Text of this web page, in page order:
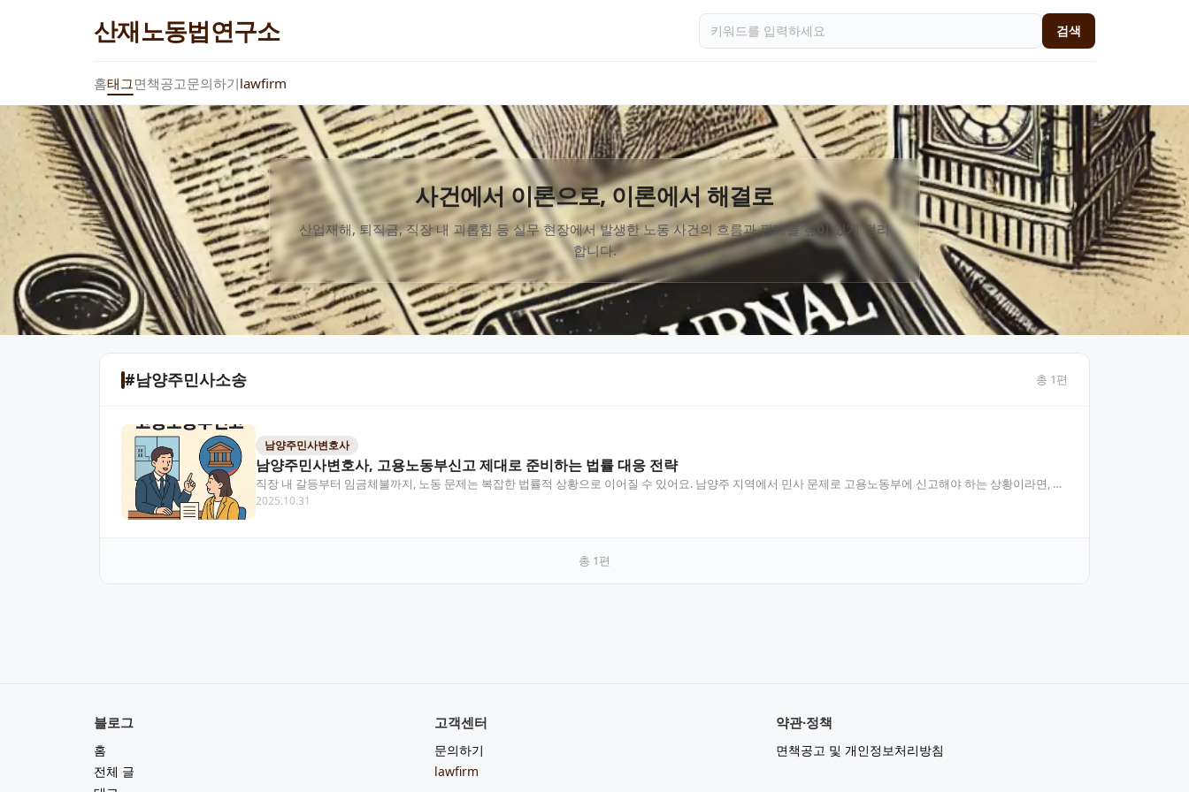
산재노동법연구소 검색
홈태그면책공고문의하기lawfirm
사건에서 이론으로, 이론에서 해결로
산업재해, 퇴직금, 직장 내 괴롭힘 등 실무 현장에서 발생한 노동 사건의 흐름과 판례를 깊이 있게 정리
합니다.
#남양주민사소송 총 1편
남양주민사변호사
남양주민사변호사, 고용노동부신고 제대로 준비하는 법률 대응 전략
직장 내 갈등부터 임금체불까지, 노동 문제는 복잡한 법률적 상황으로 이어질 수 있어요. 남양주 지역에서 민사 문제로 고용노동부에 신고해야 하는 상황이라면, 전
문적인 법률 조력이 필…
2025.10.31
총 1편
블로그
홈
전체 글
고객센터
문의하기
lawfirm
약관·정책
면책공고 및 개인정보처리방침